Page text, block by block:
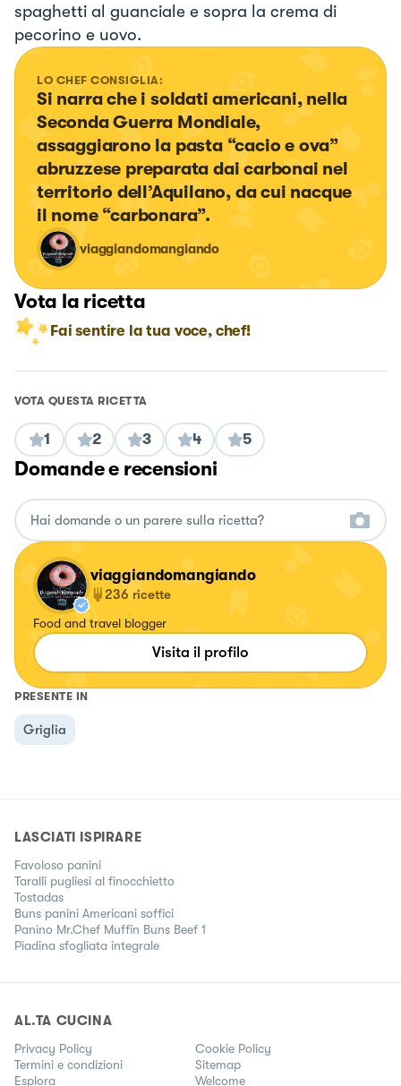
spaghetti al guanciale e sopra la crema di
pecorino e uovo.
LO CHEF CONSIGLIA:
Si narra che i soldati americani, nella
Seconda Guerra Mondiale,
assaggiarono la pasta “cacio e ova”
abruzzese preparata dai carbonai nel
territorio dell’Aquilano, da cui nacque
il nome “carbonara”.
viaggiandomangiando
Vota la ricetta
Fai sentire la tua voce, chef!
VOTA QUESTA RICETTA
1 2 3 4 5
Domande e recensioni
viaggiandomangiando
236 ricette
Food and travel blogger
Visita il profilo
PRESENTE IN
Griglia
LASCIATI ISPIRARE
Favoloso panini
Taralli pugliesi al finocchietto
Tostadas
Buns panini Americani soffici
Panino Mr.Chef Muffin Buns Beef 1
Piadina sfogliata integrale
AL.TA CUCINA
Privacy Policy
Cookie Policy
Termini e condizioni
Sitemap
Esplora
Welcome